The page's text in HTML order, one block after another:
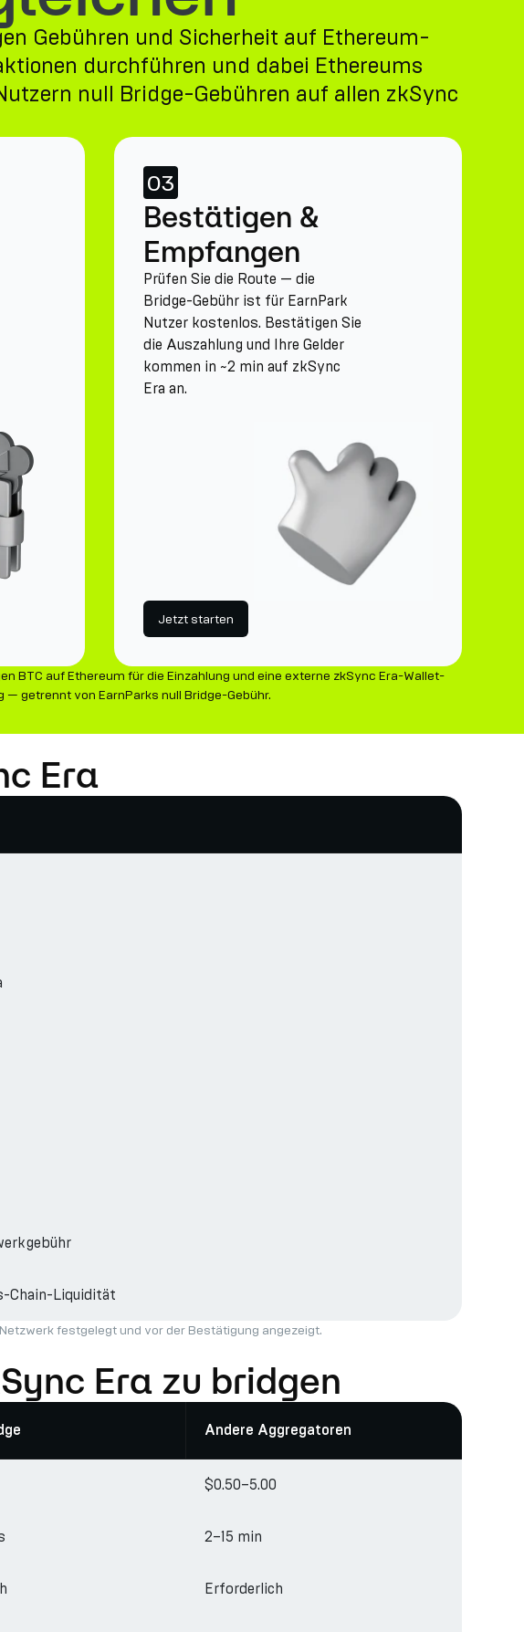
Gebühren und Sicherheit auf Ethereum-
durchführen und dabei Ethereums
null Bridge-Gebühren auf allen zkSync
03
Bestätigen &
Empfangen
Prüfen Sie die Route — die
Bridge-Gebühr ist für EarnPark
Nutzer kostenlos. Bestätigen Sie
die Auszahlung und Ihre Gelder
kommen in ~2 min auf zkSync
Era an.
Jetzt starten
BTC auf Ethereum für die Einzahlung und eine externe zkSync Era-Wallet-
— getrennt von EarnParks null Bridge-Gebühr.
Era
Chain-Liquidität
festgelegt und vor der Bestätigung angezeigt.
Era zu bridgen
Andere Aggregatoren
$0.50–5.00
2–15 min
Erforderlich